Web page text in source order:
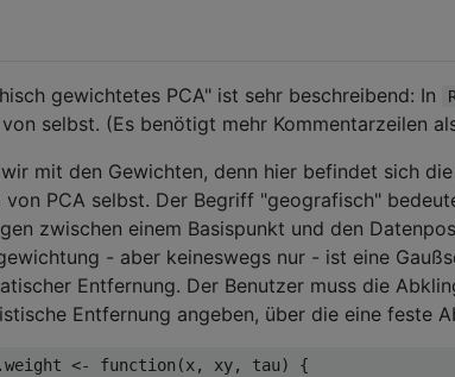
gewichtetes PCA" ist sehr beschreibend: In
selbst. (Es benötigt mehr Kommentarzeilen
wir mit den Gewichten, denn hier befindet sich
von PCA selbst. Der Begriff "geografisch"
zwischen einem Basispunkt und den
- aber keineswegs nur - ist eine
Entfernung. Der Benutzer muss die
Entfernung angeben, über die eine feste
<- function (x, xy, tau)
{